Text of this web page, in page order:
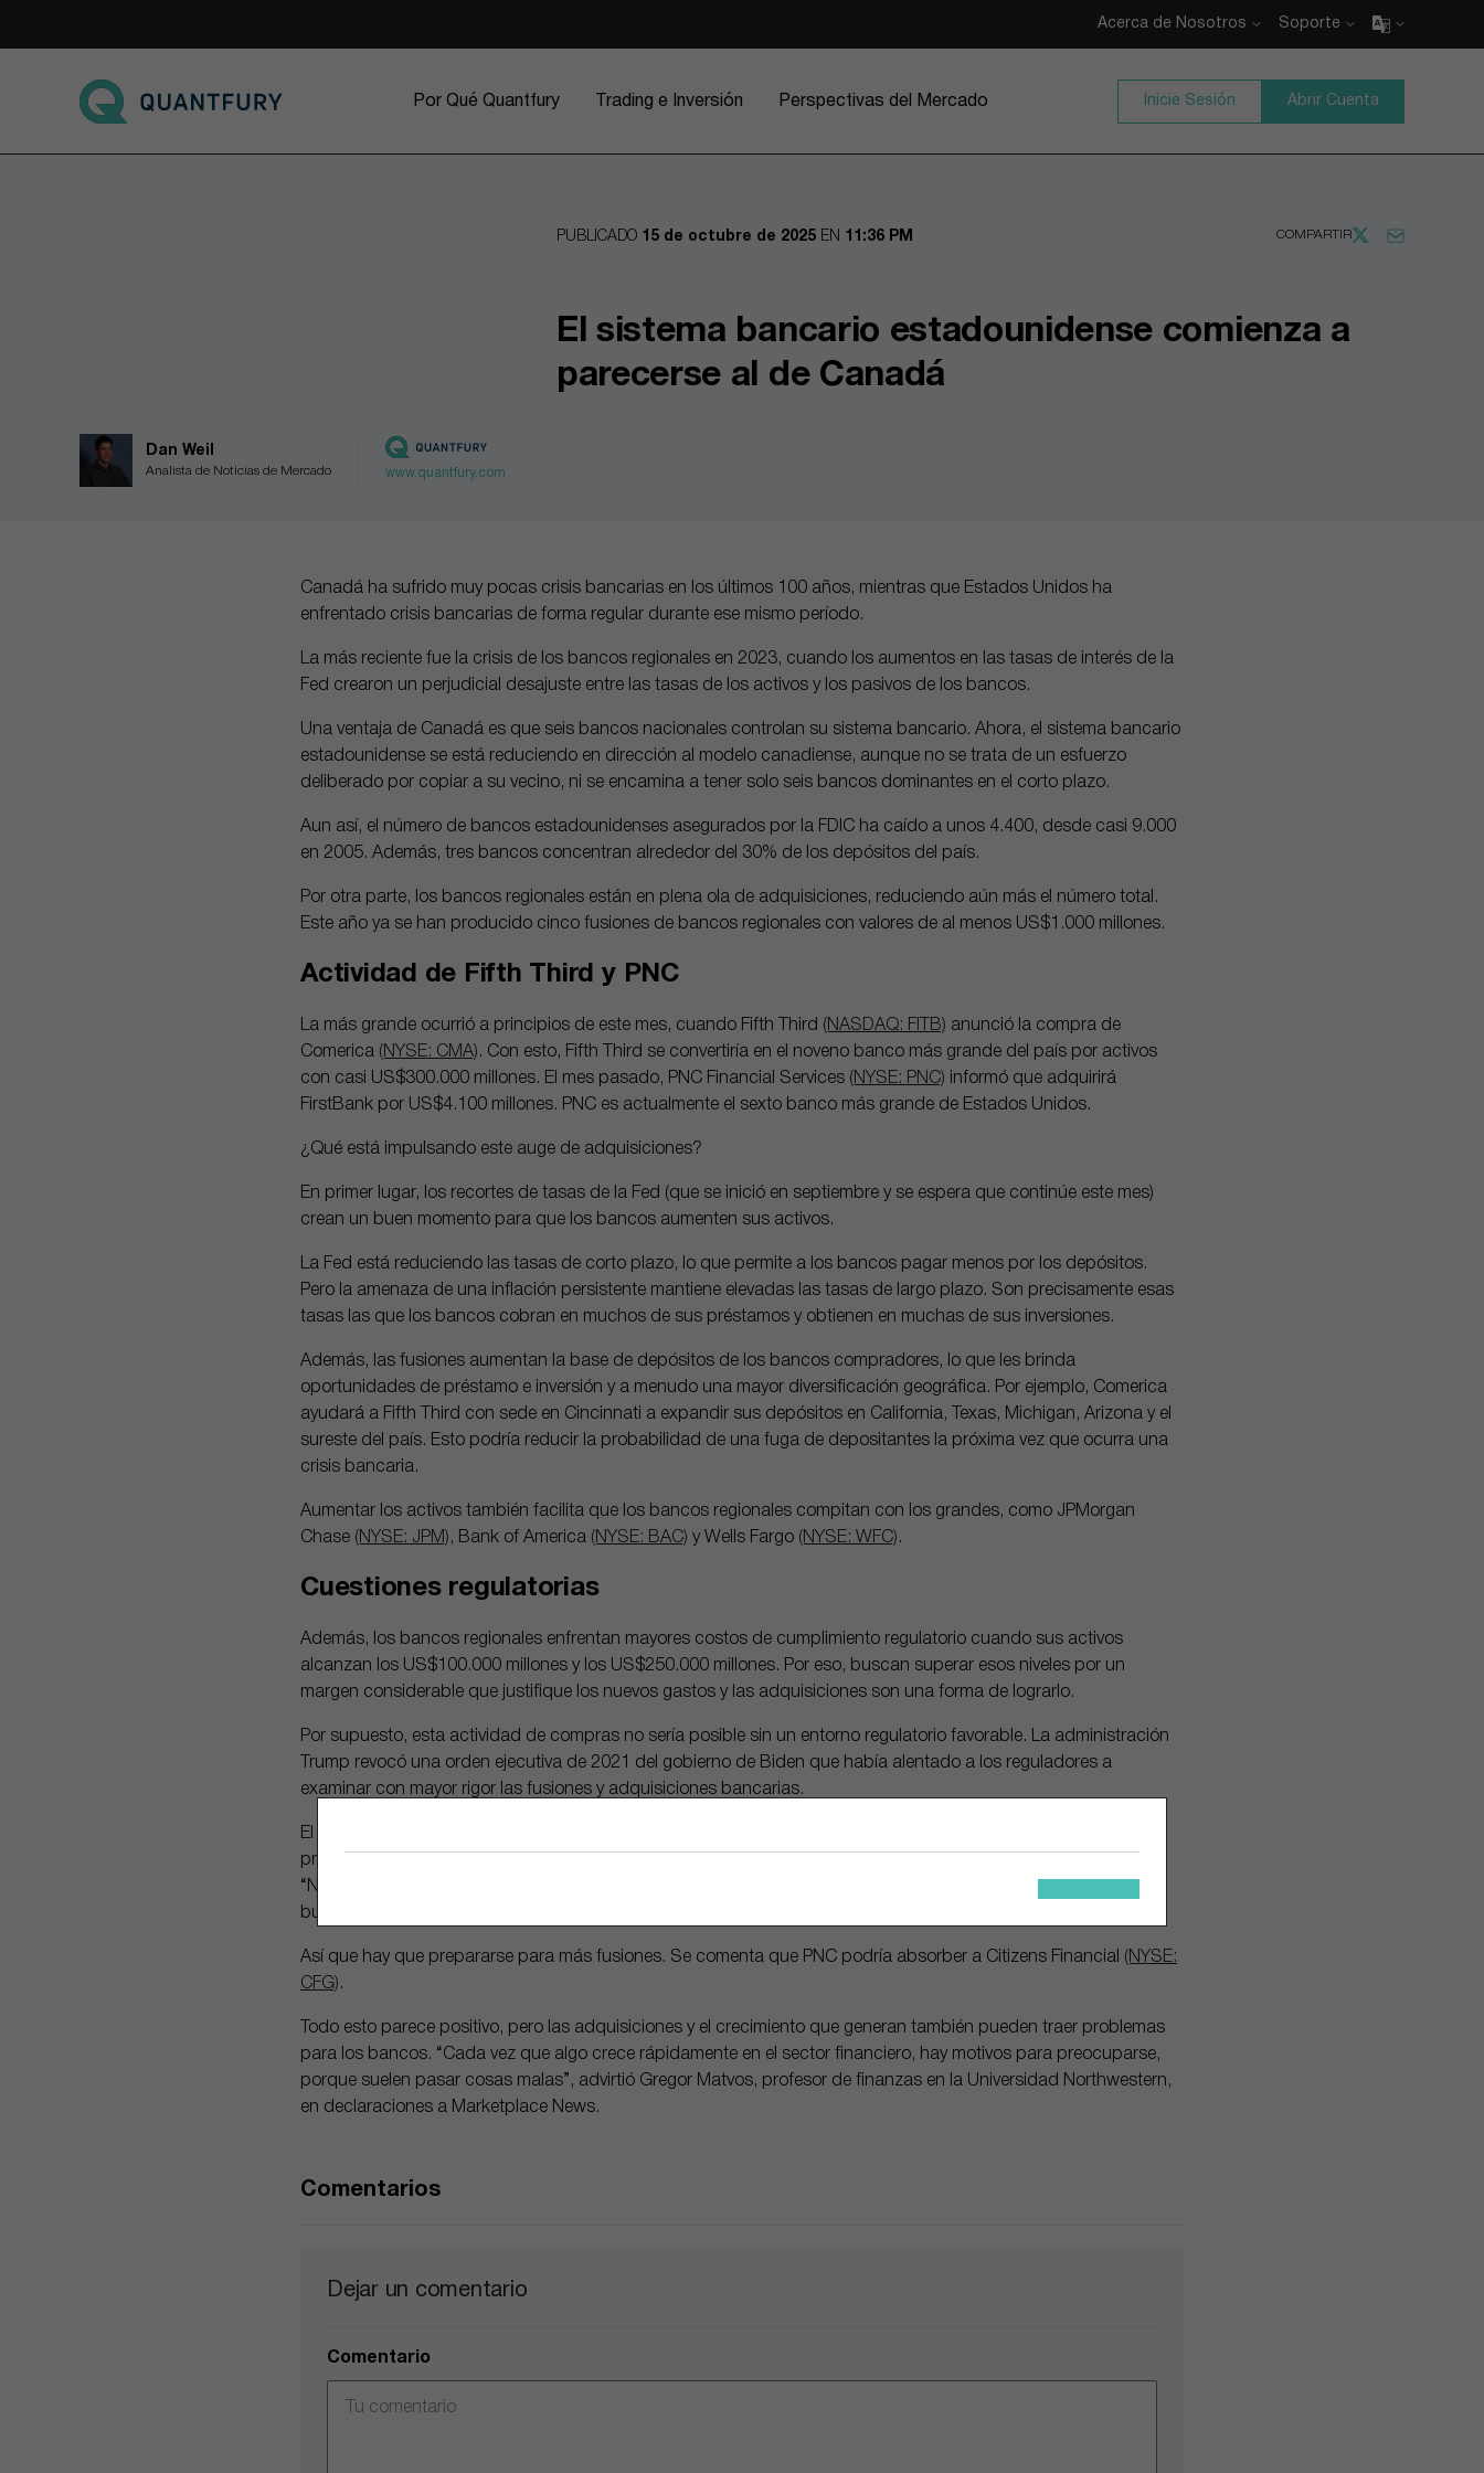
Acerca de Nosotros Soporte
Go to main page
Por Qué Quantfury Trading e Inversión Perspectivas del Mercado Inicie Sesión Abrir Cuenta
COMPARTIR
PUBLICADO 15 de octubre de 2025 EN 11:36 PM
El sistema bancario estadounidense comienza a
parecerse al de Canadá
Dan Weil
Analista de Noticias de Mercado www.quantfury.com
Canadá ha sufrido muy pocas crisis bancarias en los últimos 100 años, mientras que Estados Unidos ha
enfrentado crisis bancarias de forma regular durante ese mismo período.
La más reciente fue la crisis de los bancos regionales en 2023, cuando los aumentos en las tasas de interés de la
Fed crearon un perjudicial desajuste entre las tasas de los activos y los pasivos de los bancos.
Una ventaja de Canadá es que seis bancos nacionales controlan su sistema bancario. Ahora, el sistema bancario
estadounidense se está reduciendo en dirección al modelo canadiense, aunque no se trata de un esfuerzo
deliberado por copiar a su vecino, ni se encamina a tener solo seis bancos dominantes en el corto plazo.
Aun así, el número de bancos estadounidenses asegurados por la FDIC ha caído a unos 4.400, desde casi 9.000
en 2005. Además, tres bancos concentran alrededor del 30% de los depósitos del país.
Por otra parte, los bancos regionales están en plena ola de adquisiciones, reduciendo aún más el número total.
Este año ya se han producido cinco fusiones de bancos regionales con valores de al menos US$1.000 millones.
Actividad de Fifth Third y PNC
La más grande ocurrió a principios de este mes, cuando Fifth Third (NASDAQ: FITB) anunció la compra de
Comerica (NYSE: CMA) . Con esto, Fifth Third se convertiría en el noveno banco más grande del país por activos
con casi US$300.000 millones. El mes pasado, PNC Financial Services (NYSE: PNC) informó que adquirirá
FirstBank por US$4.100 millones. PNC es actualmente el sexto banco más grande de Estados Unidos.
¿Qué está impulsando este auge de adquisiciones?
En primer lugar, los recortes de tasas de la Fed (que se inició en septiembre y se espera que continúe este mes)
crean un buen momento para que los bancos aumenten sus activos.
La Fed está reduciendo las tasas de corto plazo, lo que permite a los bancos pagar menos por los depósitos.
Pero la amenaza de una inflación persistente mantiene elevadas las tasas de largo plazo. Son precisamente esas
tasas las que los bancos cobran en muchos de sus préstamos y obtienen en muchas de sus inversiones.
Además, las fusiones aumentan la base de depósitos de los bancos compradores, lo que les brinda
oportunidades de préstamo e inversión y a menudo una mayor diversificación geográfica. Por ejemplo, Comerica
ayudará a Fifth Third con sede en Cincinnati a expandir sus depósitos en California, Texas, Michigan, Arizona y el
sureste del país. Esto podría reducir la probabilidad de una fuga de depositantes la próxima vez que ocurra una
crisis bancaria.
Aumentar los activos también facilita que los bancos regionales compitan con los grandes, como JPMorgan
Chase (NYSE: JPM) , Bank of America (NYSE: BAC) y Wells Fargo (NYSE: WFC) .
Cuestiones regulatorias
Además, los bancos regionales enfrentan mayores costos de cumplimiento regulatorio cuando sus activos
alcanzan los US$100.000 millones y los US$250.000 millones. Por eso, buscan superar esos niveles por un
margen considerable que justifique los nuevos gastos y las adquisiciones son una forma de lograrlo.
Por supuesto, esta actividad de compras no sería posible sin un entorno regulatorio favorable. La administración
Trump revocó una orden ejecutiva de 2021 del gobierno de Biden que había alentado a los reguladores a
examinar con mayor rigor las fusiones y adquisiciones bancarias.
El gobierno también anuló una norma de 2024 de la Oficina del Contralor de la Moneda que había eliminado el
proceso de “revisión acelerada” para las fusiones bancarias. De modo que dicho proceso ha vuelto a aplicarse.
“No va a haber un momento mejor que este desde el punto de vista regulatorio”, dijo Gregory Lyons, socio del
bufete Debevoise & Plimpton, a Bloomberg.
Así que hay que prepararse para más fusiones. Se comenta que PNC podría absorber a Citizens Financial (NYSE:
CFG) .
Todo esto parece positivo, pero las adquisiciones y el crecimiento que generan también pueden traer problemas
para los bancos. “Cada vez que algo crece rápidamente en el sector financiero, hay motivos para preocuparse,
porque suelen pasar cosas malas”, advirtió Gregor Matvos, profesor de finanzas en la Universidad Northwestern,
en declaraciones a Marketplace News.
Comentarios
Dejar un comentario
Comentario